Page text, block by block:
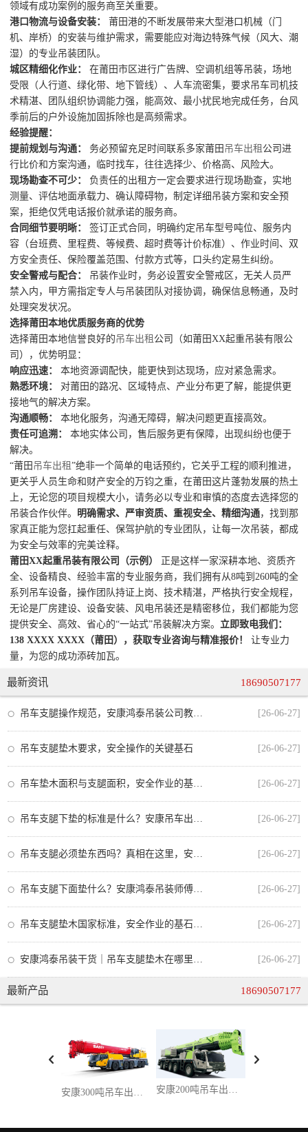
领域有成功案例的服务商至关重要。
港口物流与设备安装：
莆田港的不断发展带来大型港口机械（门
机、岸桥）的安装与维护需求，需要能应对海边特殊气候（风大、潮
湿）的专业吊装团队。
城区精细化作业：
在莆田市区进行广告牌、空调机组等吊装，场地
受限（人行道、绿化带、地下管线）、人车流密集，要求吊车司机技
术精湛、团队组织协调能力强，能高效、最小扰民地完成任务，台风
季前后的户外设施加固拆除也是高频需求。
经验提醒：
提前规划与沟通：
务必预留充足时间联系多家莆田 吊车出租 公司进
行比价和方案沟通，临时找车，往往选择少、价格高、风险大。
现场勘查不可少：
负责任的出租方一定会要求进行现场勘查，实地
测量、评估地面承载力、确认障碍物，制定详细吊装方案和安全预
案，拒绝仅凭电话报价就承诺的服务商。
合同细节要明晰：
签订正式合同，明确约定吊车型号吨位、服务内
容（台班费、里程费、等候费、超时费等计价标准）、作业时间、双
方安全责任、保险覆盖范围、付款方式等，口头约定易生纠纷。
安全警戒与配合：
吊装作业时，务必设置安全警戒区，无关人员严
禁入内，甲方需指定专人与吊装团队对接协调，确保信息畅通，及时
处理突发状况。
选择莆田本地优质服务商的优势
选择莆田本地信誉良好的吊车出租 公司（如莆田XX起重吊装有限公
司），优势明显：
响应迅速：
本地资源调配快，能更快到达现场，应对紧急需求。
熟悉环境：
对莆田的路况、区域特点、产业分布更了解，能提供更
接地气的解决方案。
沟通顺畅：
本地化服务，沟通无障碍，解决问题更直接高效。
责任可追溯：
本地实体公司，售后服务更有保障，出现纠纷也便于
解决。
“莆田 吊车出租 ”绝非一个简单的电话预约，它关乎工程的顺利推进，
更关乎人员生命和财产安全的万钧之重，在莆田这片蓬勃发展的热土
上，无论您的项目规模大小，请务必以专业和审慎的态度去选择您的
吊装合作伙伴。 明确需求、严审资质、重视安全、精细沟通，找到那
家真正能为您扛起重任、保驾护航的专业团队，让每一次吊装，都成
为安全与效率的完美诠释。
莆田XX起重吊装有限公司（示例）
正是这样一家深耕本地、资质齐
全、设备精良、经验丰富的专业服务商，我们拥有从8吨到260吨的全
系列吊车设备，操作团队持证上岗、技术精湛，严格执行安全规程，
无论是厂房建设、设备安装、风电吊装还是精密移位，我们都能为您
提供安全、高效、省心的“一站式”吊装解决方案。 立即致电我们：
138 XXXX XXXX（莆田），获取专业咨询与精准报价！
让专业力
量，为您的成功添砖加瓦。
最新资讯 18690507177
[26-06-27]
吊车支腿垫木要求，安全操作的关键基石 [26-06-27]
[26-06-27]
[26-06-27]
[26-06-27]
[26-06-27]
[26-06-27]
[26-06-27]
最新产品 18690507177
安康200吨吊车出租：大兆瓦风电 / 超高层桥塔吊装，百吨级设备精准就位一站式服务